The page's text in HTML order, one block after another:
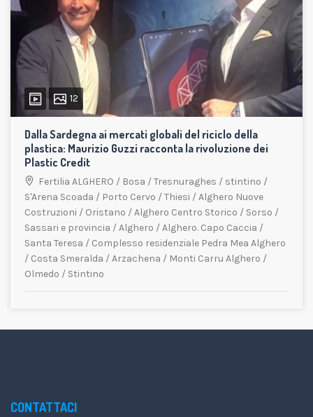
12
Dalla Sardegna ai mercati globali del riciclo della
plastica: Maurizio Guzzi racconta la rivoluzione dei
Plastic Credit
Fertilia ALGHERO / Bosa / Tresnuraghes / stintino /
S'Arena Scoada / Porto Cervo / Thiesi / Alghero Nuove
Costruzioni / Oristano / Alghero Centro Storico / Sorso /
Sassari e provincia / Alghero / Alghero. Capo Caccia /
Santa Teresa / Complesso residenziale Pedra Mea Alghero
/ Costa Smeralda / Arzachena / Monti Carru Alghero /
Olmedo / Stintino
CONTATTACI